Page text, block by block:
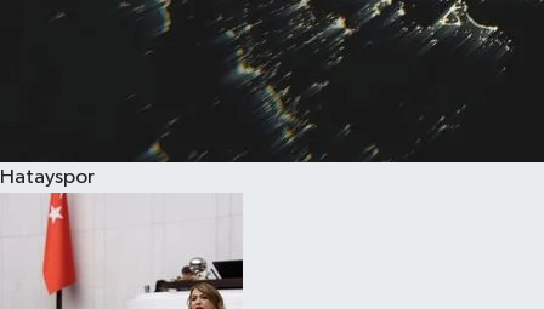
Hatayspor